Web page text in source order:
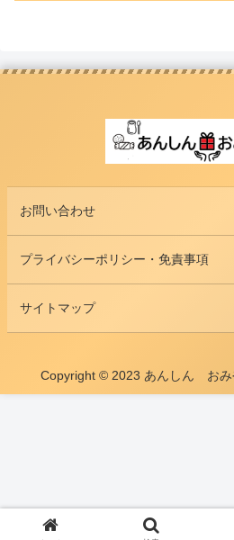
お問い合わせ
プライバシーポリシー・免責事項
サイトマップ
Copyright © 2023 あんしん おみ